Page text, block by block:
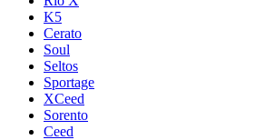
K5
Cerato
Soul
Seltos
Sportage
XCeed
Sorento
Ceed